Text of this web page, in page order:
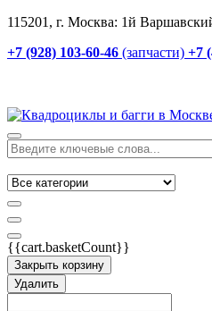
115201, г. Москва: 1й
+7 (928) 103-60-46 (запчасти) +7
{{cart.basketCount}}
Закрыть корзину
Удалить